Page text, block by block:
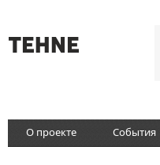
О проекте События